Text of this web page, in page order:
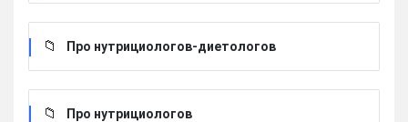
Про нутрициологов-диетологов
Про нутрициологов